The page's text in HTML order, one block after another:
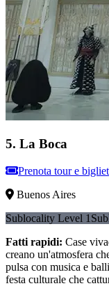
5. La Boca
Prenota tour e
Buenos Aires
Sublocality Level 1
Fatti rapidi: Case
creano un'atmosfera
pulsa con musica e
festa culturale che